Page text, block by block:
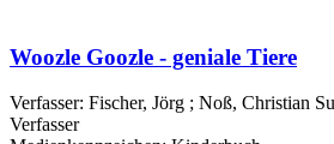
Woozle Goozle - geniale Tiere
Verfasser: Fischer, Jörg ; Noß, Christian
Verfasser